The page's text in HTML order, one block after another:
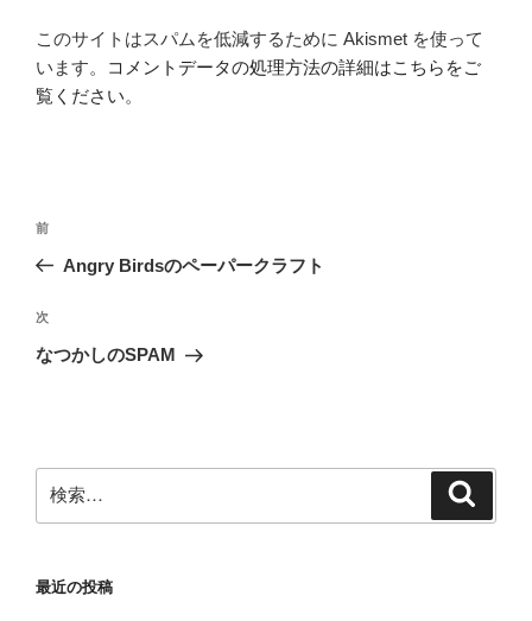
このサイトはスパムを低減するために Akismet を使って
います。
コメントデータの処理方法の詳細はこちらをご
覧ください。
投
ビ
ゲ
ン
前
の
稿
前
Angry Birdsのペーパークラフト
次
の
次
なつかしのSPAM
索:
最近の投稿